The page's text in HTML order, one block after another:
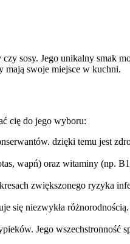
sosy. Jego unikalny smak
‌mają swoje ⁤miejsce w kuchni.
cię do jego wyboru:
dzięki temu jest
wapń)⁣ oraz⁢ witaminy ‍(np.
zwiększonego ryzyka
się niezwykła
Jego wszechstronność